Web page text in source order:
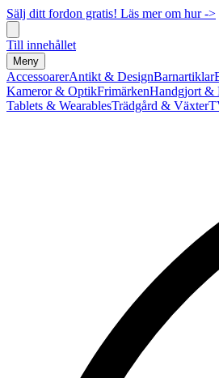
Sälj ditt fordon gratis! Läs mer om hur ->
Till innehållet
Meny
AccessoarerAntikt & DesignBarnartiklar
Kameror & OptikFrimärkenHandgjort &
Tablets & WearablesTrädgård & Växter